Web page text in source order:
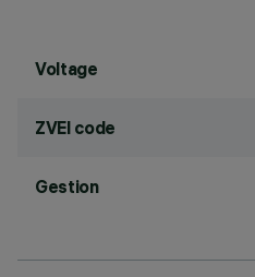
Voltage
ZVEI code
Gestion